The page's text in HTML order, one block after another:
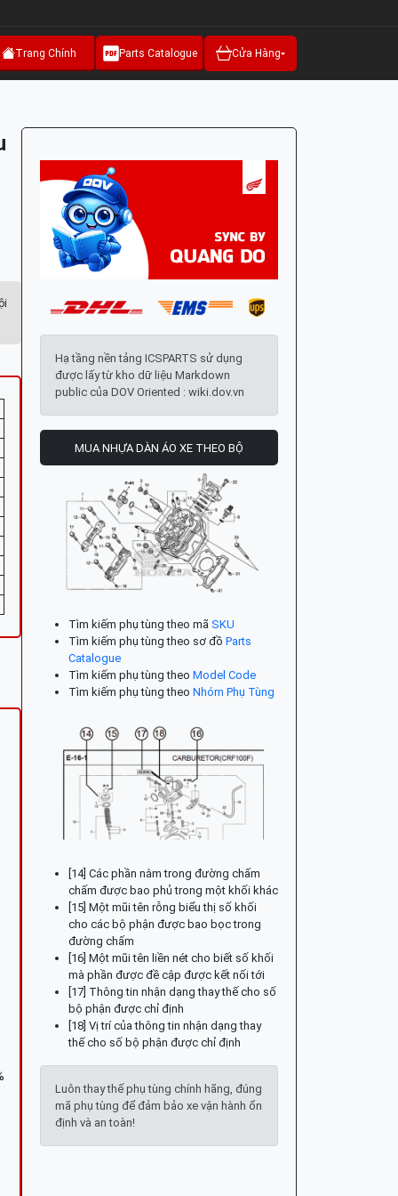
Trang Chính Parts Catalogue Cửa Hàng
Hạ tầng nền tảng ICSPARTS sử dụng
được lấy từ kho dữ liệu Markdown
public của DOV Oriented : wiki.dov.vn
MUA NHỰA DÀN ÁO XE THEO BỘ
Tìm kiếm phụ tùng theo mã SKU
Tìm kiếm phụ tùng theo sơ đồ Parts
Catalogue
Tìm kiếm phụ tùng theo Model Code
Tìm kiếm phụ tùng theo Nhóm Phụ Tùng
[14] Các phần nằm trong đường chấm
chấm được bao phủ trong một khối khác
[15] Một mũi tên rỗng biểu thị số khối
cho các bộ phận được bao bọc trong
đường chấm
[16] Một mũi tên liền nét cho biết số khối
mà phần được đề cập được kết nối tới
[17] Thông tin nhận dạng thay thế cho số
bộ phận được chỉ định
[18] Vị trí của thông tin nhận dạng thay
thế cho số bộ phận được chỉ định
Luôn thay thế phụ tùng chính hãng, đúng
mã phụ tùng để đảm bảo xe vận hành ổn
định và an toàn!